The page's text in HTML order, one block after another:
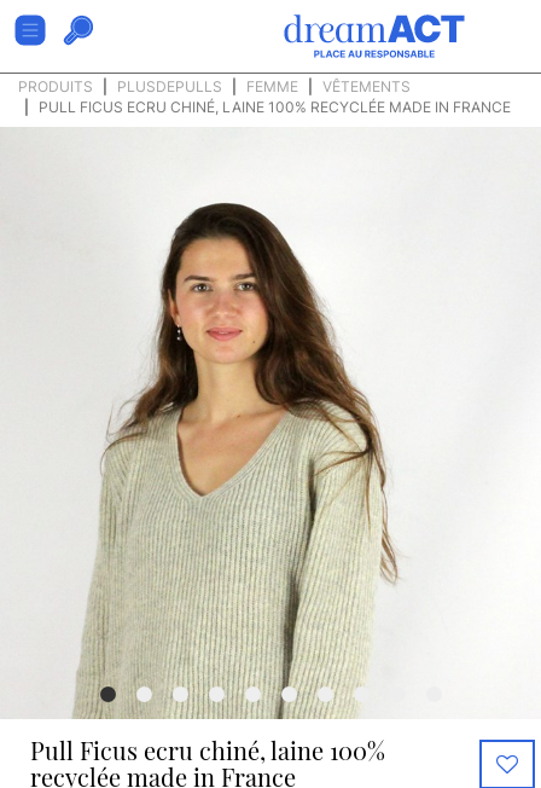
PRODUITS PLUSDEPULLS FEMME
VÊTEMENTS
PULL FICUS ECRU CHINÉ, LAINE 100% RECYCLÉE MADE IN FRANCE
Pull Ficus ecru chiné, laine 100%
recyclée made in France